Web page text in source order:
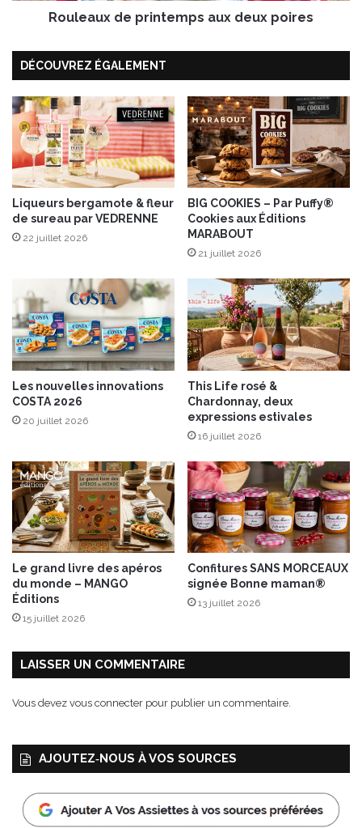
t
o
n
t
n
d
a
n
c
e
&
M
a
t
c
h
d
e
K
!
d
e
s
g
n
r
t
e
m
p
s
a
u
x
d
p
o
i
r
e
s
Rouleaux de printemps aux deux poires
DÉCOUVREZ ÉGALEMENT
Liqueurs bergamote & fleur
de sureau par VEDRENNE
22 juillet 2026
BIG COOKIES – Par Puffy®
Cookies aux Éditions
MARABOUT
21 juillet 2026
Les nouvelles innovations
COSTA 2026
20 juillet 2026
This Life rosé &
Chardonnay, deux
expressions estivales
16 juillet 2026
Le grand livre des apéros
du monde – MANGO
Éditions
15 juillet 2026
Confitures SANS MORCEAUX
signée Bonne maman®
13 juillet 2026
LAISSER UN COMMENTAIRE
Vous devez vous connecter pour publier un commentaire.
AJOUTEZ‑NOUS À VOS SOURCES